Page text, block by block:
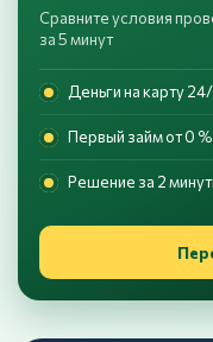
Сравните условия
за 5 минут
Деньги на карту
Первый займ от 0 %
Решение за 2